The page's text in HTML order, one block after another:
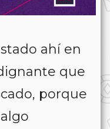
ahí en
que
porque